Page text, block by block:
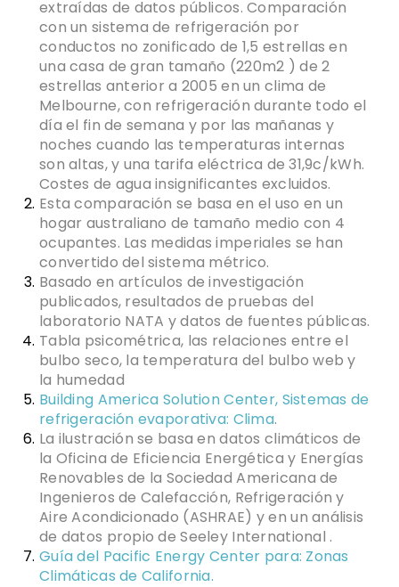
extraídas de datos públicos. Comparación
con un sistema de refrigeración por
conductos no zonificado de 1,5 estrellas en
una casa de gran tamaño (220m2 ) de 2
estrellas anterior a 2005 en un clima de
Melbourne, con refrigeración durante todo el
día el fin de semana y por las mañanas y
noches cuando las temperaturas internas
son altas, y una tarifa eléctrica de 31,9c/kWh.
Costes de agua insignificantes excluidos.
Esta comparación se basa en el uso en un
hogar australiano de tamaño medio con 4
ocupantes. Las medidas imperiales se han
convertido del sistema métrico.
Basado en artículos de investigación
publicados, resultados de pruebas del
laboratorio NATA y datos de fuentes públicas.
Tabla psicométrica, las relaciones entre el
bulbo seco, la temperatura del bulbo web y
la humedad
Building America Solution Center, Sistemas de
refrigeración evaporativa: Clima.
La ilustración se basa en datos climáticos de
la Oficina de Eficiencia Energética y Energías
Renovables de la Sociedad Americana de
Ingenieros de Calefacción, Refrigeración y
Aire Acondicionado (ASHRAE) y en un análisis
de datos propio de Seeley International .
Guía del Pacific Energy Center para: Zonas
Climáticas de California.